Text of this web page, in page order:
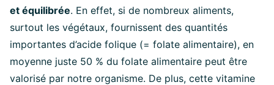
et équilibrée. En effet, si de nombreux aliments,
surtout les végétaux, fournissent des quantités
importantes d’acide folique (= folate alimentaire), en
moyenne juste 50 % du folate alimentaire peut être
valorisé par notre organisme. De plus, cette vitamine